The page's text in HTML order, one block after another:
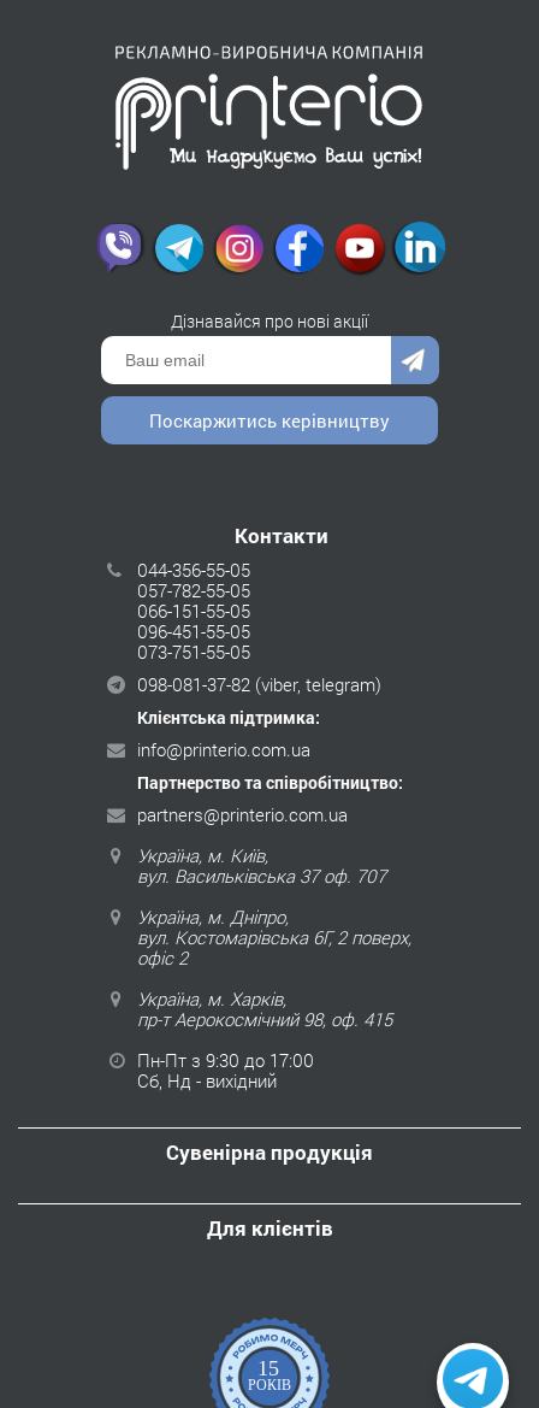
Дізнавайся про нові акції
Поскаржитись керівництву
Контакти
044-356-55-05
057-782-55-05
066-151-55-05
096-451-55-05
073-751-55-05
098-081-37-82 (viber, telegram)
Клієнтська підтримка:
info@printerio.com.ua
Партнерство та співробітництво:
partners@printerio.com.ua
Україна, м. Київ,
вул. Васильківська 37 оф. 707
Україна, м. Дніпро,
вул. Костомарівська 6Г, 2 поверх,
офіс 2
Україна, м. Харків,
пр-т Аерокосмічний 98, оф. 415
Пн-Пт з 9:30 до 17:00
Сб, Нд - вихідний
Сувенірна продукція
Для клієнтів
15
РОКІВ